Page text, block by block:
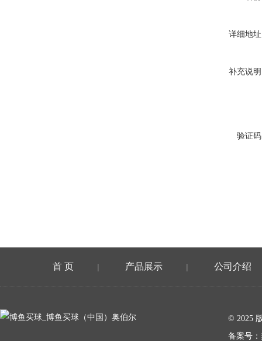
详细地
补充说
验证
首 页 | 产品展示 | 公司介绍
© 2025
备案号：